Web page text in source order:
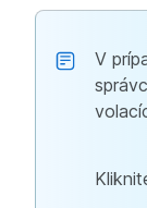
V